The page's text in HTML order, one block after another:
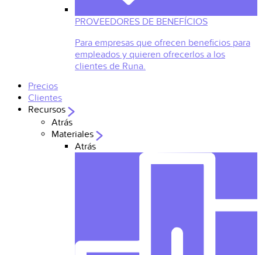
PROVEEDORES DE BENEFÍCIOS
Para empresas que ofrecen beneficios para
empleados y quieren ofrecerlos a los
clientes de Runa.
Precios
Clientes
Recursos
Atrás
Materiales
Atrás